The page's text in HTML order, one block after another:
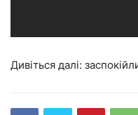
Дивіться далі: